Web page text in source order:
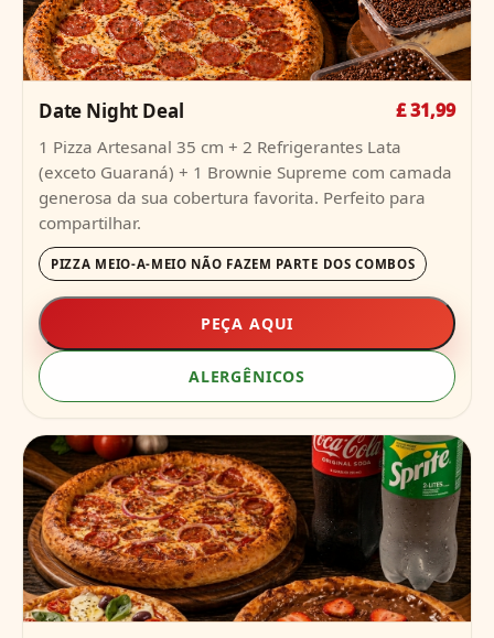
Date Night Deal £ 31,99
1 Pizza Artesanal 35 cm + 2 Refrigerantes Lata
(exceto Guaraná) + 1 Brownie Supreme com camada
generosa da sua cobertura favorita. Perfeito para
compartilhar.
PIZZA MEIO-A-MEIO NÃO FAZEM PARTE DOS COMBOS
PEÇA AQUI
ALERGÊNICOS